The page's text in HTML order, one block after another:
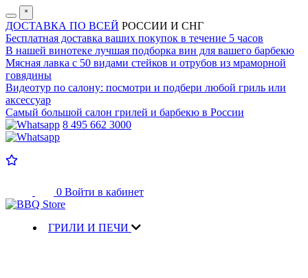
˟
ДОСТАВКА ПО ВСЕЙ РОССИИ И СНГ
Бесплатная доставка ваших покупок в течение 5 часов
В нашей винотеке лучшая подборка вин для вашего барбекю
Мясная лавка с 50 видами стейков и отрубов из мраморной
говядины
Видеотур по салону: посмотри и подбери любой гриль или
аксессуар
Самый большой салон грилей и барбекю в России
8 495 662 3000
0 Войти в кабинет
ГРИЛИ И ПЕЧИ